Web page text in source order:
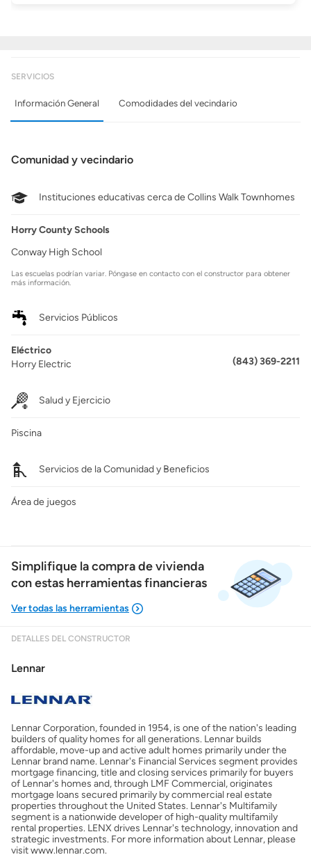
SERVICIOS
Información General Comodidades del vecindario
Comunidad y vecindario
Instituciones educativas cerca de Collins Walk Townhomes
Horry County Schools
Conway High School
Las escuelas podrían variar. Póngase en contacto con el constructor para obtener
más información.
Servicios Públicos
Eléctrico
Horry Electric
(843) 369-2211
Salud y Ejercicio
Piscina
Servicios de la Comunidad y Beneficios
Área de juegos
Simplifique la compra de vivienda
con estas herramientas financieras
Costos casa nueva vs. usada
Obtener mi puntaje de crédito
Calcular mi hipoteca
Obtener Aprobación Previa
Preparar mi casa para la venta
DETALLES DEL CONSTRUCTOR
Lennar
Lennar Corporation, founded in 1954, is one of the nation's leading
builders of quality homes for all generations. Lennar builds
affordable, move-up and active adult homes primarily under the
Lennar brand name. Lennar's Financial Services segment provides
mortgage financing, title and closing services primarily for buyers
of Lennar's homes and, through LMF Commercial, originates
mortgage loans secured primarily by commercial real estate
properties throughout the United States. Lennar's Multifamily
segment is a nationwide developer of high-quality multifamily
rental properties. LENX drives Lennar's technology, innovation and
strategic investments. For more information about Lennar, please
visit www.lennar.com.